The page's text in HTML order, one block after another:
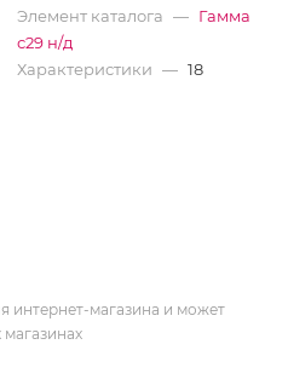
Элемент каталога — Гамма
с29 н/д
Характеристики — 18
интернет-магазина и может